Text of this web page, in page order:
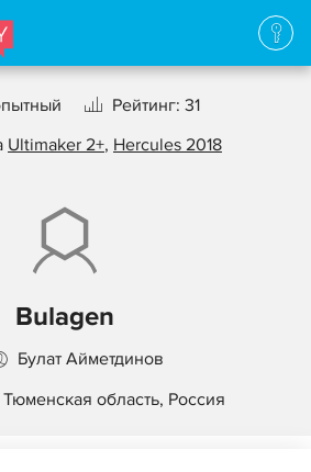
Рейтинг: 31
Ultimaker 2+, Hercules 2018
Bulagen
Булат Айметдинов
область, Россия